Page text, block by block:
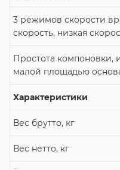
3 режимов скорости
скорость, низкая
Простота компоновки,
малой площадью
Характеристики
Вес брутто, кг
Вес нетто, кг